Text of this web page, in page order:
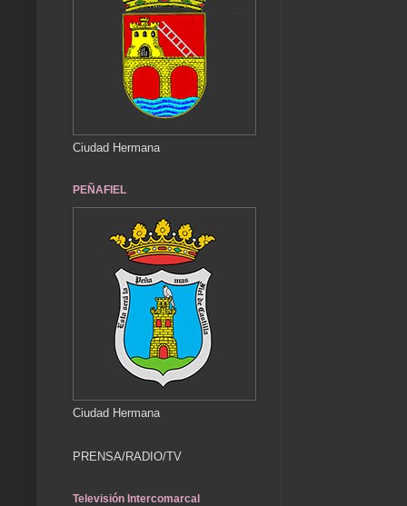
Ciudad Hermana
PEÑAFIEL
Ciudad Hermana
PRENSA/RADIO/TV
Televisión Intercomarcal